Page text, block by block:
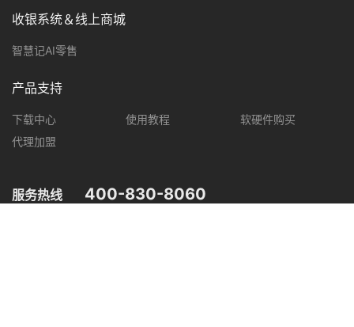
服务热线 400-830-8060
收银系统＆线上商城
智慧记AI零售
产品支持
下载中心 使用教程
软硬件购买
代理加盟